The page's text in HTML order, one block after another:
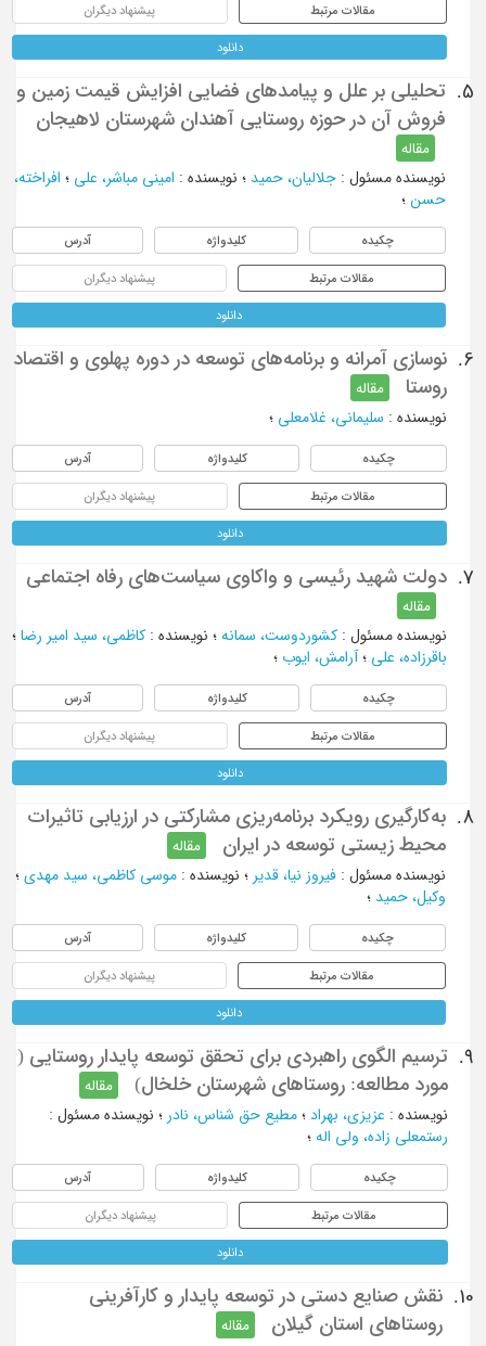
مقالات مرتبط پیشنهاد دیگران
دانلود
5.
تحلیلی بر علل و پیامدهای فضایی افزایش قیمت زمین و
فروش آن در حوزه روستایی آهندان شهرستان لاهیجان
مقاله
نویسنده مسئول : جلالیان، حمید؛ نویسنده: امینی مباشر، علی ؛ افراخته،
حسن؛
چکیده کلیدواژه آدرس
مقالات مرتبط پیشنهاد دیگران
دانلود
6.
نوسازی آمرانه و برنامه‌های توسعه در دوره پهلوی و اقتصاد
روستا
مقاله
نویسنده: سلیمانی، غلامعلی ؛
چکیده کلیدواژه آدرس
مقالات مرتبط پیشنهاد دیگران
دانلود
7. دولت شهید رئیسی و واکاوی سیاست‌های رفاه اجتماعی
مقاله
نویسنده مسئول : کشوردوست، سمانه؛ نویسنده: کاظمی، سید امیر رضا؛
باقرزاده، علی ؛ آرامش، ایوب؛
چکیده کلیدواژه آدرس
مقالات مرتبط پیشنهاد دیگران
دانلود
8.
به‌کارگیری رویکرد برنامه‌ریزی مشارکتی در ارزیابی تاثیرات
محیط زیستی توسعه در ایران
مقاله
نویسنده مسئول : فیروز نیا، قدیر؛ نویسنده: موسی کاظمی، سید مهدی؛
وکیل، حمید؛
چکیده کلیدواژه آدرس
مقالات مرتبط پیشنهاد دیگران
دانلود
9.
ترسیم الگوی راهبردی برای تحقق توسعه پایدار روستایی (
مورد مطالعه: روستاهای شهرستان خلخال)
مقاله
نویسنده: عزیزی، بهراد؛ مطیع حق شناس، نادر؛ نویسنده مسئول :
رستمعلی زاده، ولی اله؛
چکیده کلیدواژه آدرس
مقالات مرتبط پیشنهاد دیگران
دانلود
10.
نقش صنایع دستی در توسعه پایدار و کارآفرینی
روستاهای استان گیلان
مقاله